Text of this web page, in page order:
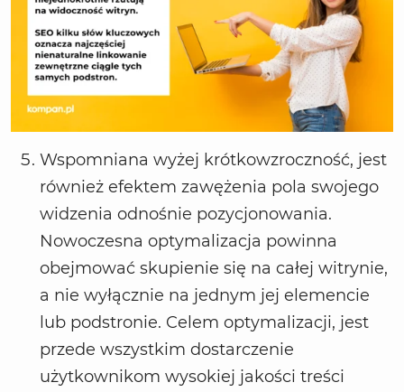
Wspomniana wyżej krótkowzroczność, jest
również efektem zawężenia pola swojego
widzenia odnośnie pozycjonowania.
Nowoczesna optymalizacja powinna
obejmować skupienie się na całej witrynie,
a nie wyłącznie na jednym jej elemencie
lub podstronie. Celem optymalizacji, jest
przede wszystkim dostarczenie
użytkownikom wysokiej jakości treści